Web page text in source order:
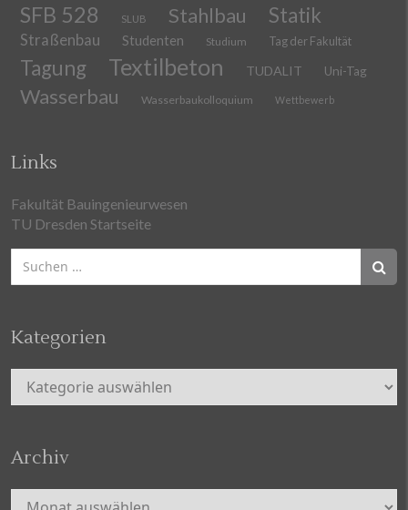
SFB 528 SLUB Stahlbau Statik
Straßenbau Studenten Studium Tag der Fakultät
Tagung Textilbeton TUDALIT Uni-Tag
Wasserbau Wasserbaukolloquium Wettbewerb
Links
Fakultät Bauingenieurwesen
TU Dresden Startseite
Suchen
nach:
Kategorien
Kategorien
Archiv
Archiv